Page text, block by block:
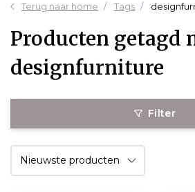
Terug naar home Tags
Producten getagd
designfurniture
Filter